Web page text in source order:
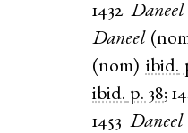
1432 Daneel
Daneel(
(nom) ibid.
ibid. p. 38;
1453 Daneel